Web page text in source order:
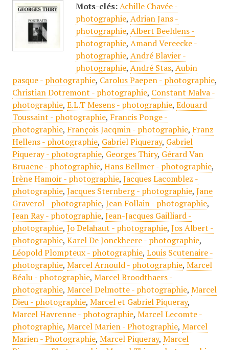
Mots-clés: Achille Chavée -
photographie, Adrian Jans -
photographie, Albert Beeldens -
photographie, Amand Vereecke -
photographie, André Blavier -
photographie, André Stas, Aubin
pasque - photographie, Carolus Paepen - photographie,
Christian Dotremont - photographie, Constant Malva -
photographie, E.L.T Mesens - photographie, Edouard
Toussaint - photographie, Francis Ponge -
photographie, François Jacqmin - photographie, Franz
Hellens - photographie, Gabriel Piqueray, Gabriel
Piqueray - photographie, Georges Thiry, Gérard Van
Bruaene - photographie, Hans Bellmer - photographie,
Irène Hamoir - photographie, Jacques Lacomblez -
photographie, Jacques Sternberg - photographie, Jane
Graverol - photographie, Jean Follain - photographie,
Jean Ray - photographie, Jean-Jacques Gailliard -
photographie, Jo Delahaut - photographie, Jos Albert -
photographie, Karel De Jonckheere - photographie,
Léopold Plompteux - photographie, Louis Scutenaire -
photographie, Marcel Arnould - photographie, Marcel
Béalu - photographie, Marcel Broodthaers -
photographie, Marcel Delmotte - photographie, Marcel
Dieu - photographie, Marcel et Gabriel Piqueray,
Marcel Havrenne - photographie, Marcel Lecomte -
photographie, Marcel Marien - Photographie, Marcel
Marien - Photographie, Marcel Piqueray, Marcel